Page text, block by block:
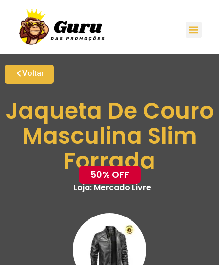
Voltar
Jaqueta De Couro
Masculina Slim
Forrada
50% OFF
Loja:Mercado Livre